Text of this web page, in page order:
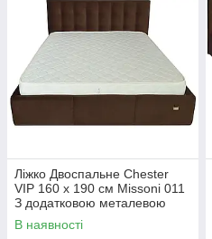
Ліжко Двоспальне Chester
VIP 160 х 190 см Missoni 011
З додатковою металевою
цільнозварною рамою
Темно-коричневий
В наявності